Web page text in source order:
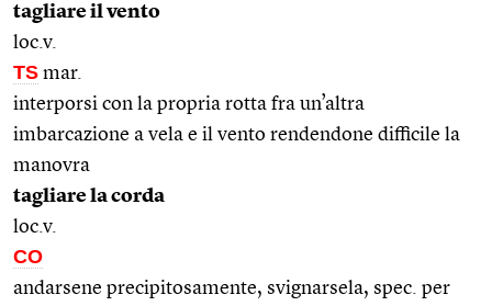
tagliare il vento
loc.v.
TS mar.
interporsi con la propria rotta fra un’altra
imbarcazione a vela e il vento rendendone difficile la
manovra
tagliare la corda
loc.v.
CO
andarsene precipitosamente, svignarsela, spec. per